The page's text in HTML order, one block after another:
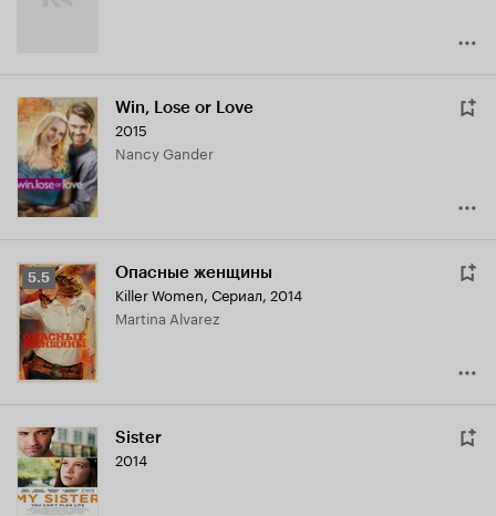
Win, Lose or Love
2015
Nancy Gander
Рейтинг
Кинопоиска
5.5
5.5 Опасные женщины
Killer Women, Сериал, 2014
Martina Alvarez
Sister
2014